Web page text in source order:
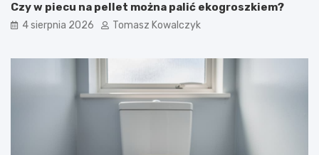
Czy w piecu na pellet można palić ekogroszkiem?
4 sierpnia 2026 Tomasz Kowalczyk